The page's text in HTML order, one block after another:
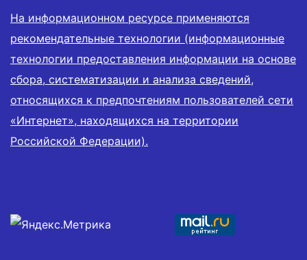
На информационном ресурсе применяются
рекомендательные технологии (информационные
технологии предоставления информации на основе
сбора, систематизации и анализа сведений,
относящихся к предпочтениям пользователей сети
«Интернет», находящихся на территории
Российской Федерации).